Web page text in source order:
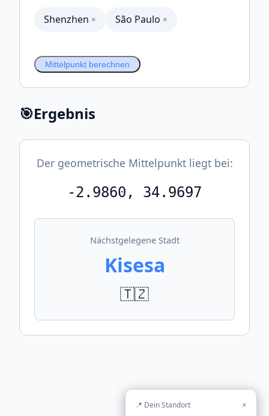
Shenzhen × São Paulo ×
Mittelpunkt berechnen
🎯Ergebnis
Der geometrische Mittelpunkt liegt bei:
-2.9860, 34.9697
Nächstgelegene Stadt
Kisesa
🇹🇿
📍 Dein Standort ×